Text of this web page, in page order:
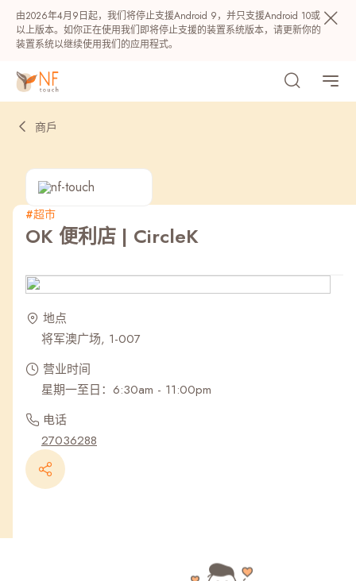
由2026年4月9日起，我们将停止支援Android 9，并只支援Android 10或
以上版本。如你正在使用我们即将停止支援的装置系统版本，请更新你的
装置系统以继续使用我们的应用程式。
热门
NF 种籽
最近搜寻纪录
商戶
#超市
OK 便利店 | CircleK
地点
将军澳广场, 1-007
营业时间
星期一至日：6:30am - 11:00pm
电话
27036288